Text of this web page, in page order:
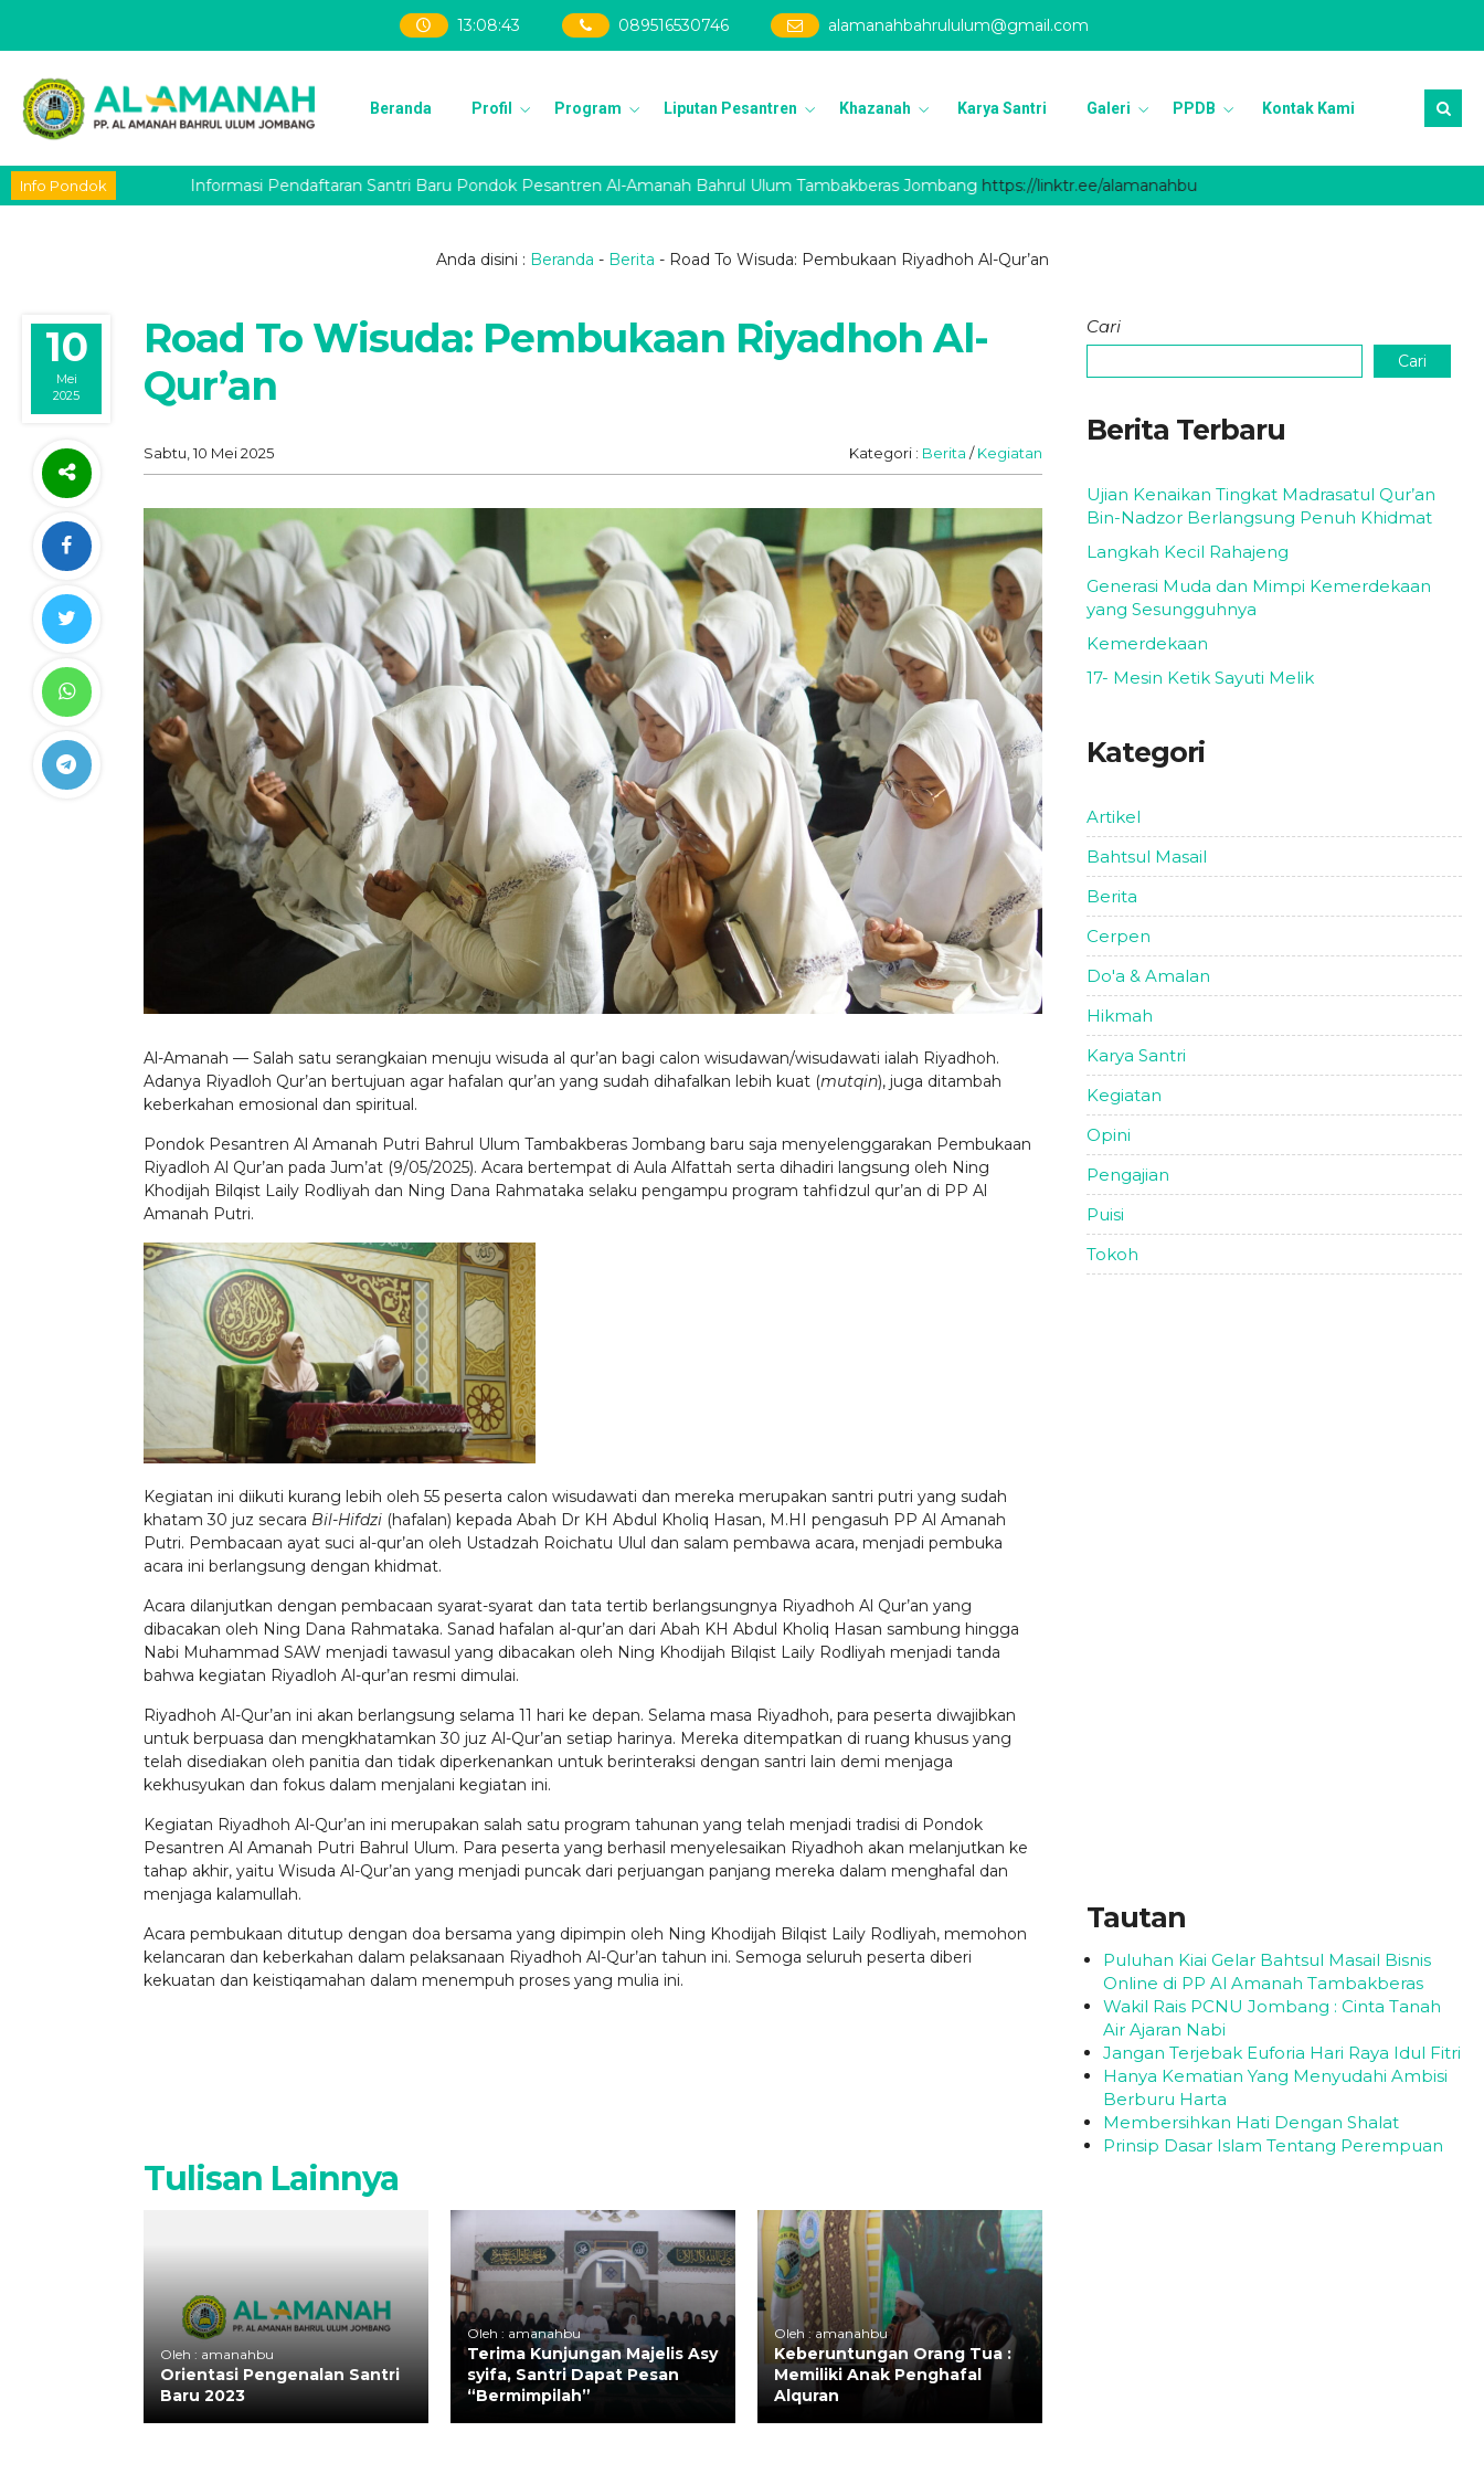
13:08:44 089516530746 alamanahbahrululum@gmail.com
Beranda Profil Program Liputan Pesantren Khazanah Karya Santri Galeri PPDB Kontak Kami
Info Pondok Informasi Pendaftaran Santri Baru Pondok Pesantren Al-Amanah Bahrul Ulum Tambakberas Jombanghttps://linktr.ee/alamanahbu
Anda disini : Beranda - Berita - Road To Wisuda: Pembukaan Riyadhoh Al-Qur’an
10
Mei
2025
Road To Wisuda: Pembukaan Riyadhoh Al-
Qur’an
Sabtu, 10 Mei 2025 Kategori : Berita /Kegiatan
Al-Amanah — Salah satu serangkaian menuju wisuda al qur’an bagi calon wisudawan/wisudawati ialah Riyadhoh.
Adanya Riyadloh Qur’an bertujuan agar hafalan qur’an yang sudah dihafalkan lebih kuat (mutqin), juga ditambah
keberkahan emosional dan spiritual.
Pondok Pesantren Al Amanah Putri Bahrul Ulum Tambakberas Jombang baru saja menyelenggarakan Pembukaan
Riyadloh Al Qur’an pada Jum’at (9/05/2025). Acara bertempat di Aula Alfattah serta dihadiri langsung oleh Ning
Khodijah Bilqist Laily Rodliyah dan Ning Dana Rahmataka selaku pengampu program tahfidzul qur’an di PP Al
Amanah Putri.
Kegiatan ini diikuti kurang lebih oleh 55 peserta calon wisudawati dan mereka merupakan santri putri yang sudah
khatam 30 juz secara Bil-Hifdzi (hafalan) kepada Abah Dr KH Abdul Kholiq Hasan, M.HI pengasuh PP Al Amanah
Putri. Pembacaan ayat suci al-qur’an oleh Ustadzah Roichatu Ulul dan salam pembawa acara, menjadi pembuka
acara ini berlangsung dengan khidmat.
Acara dilanjutkan dengan pembacaan syarat-syarat dan tata tertib berlangsungnya Riyadhoh Al Qur’an yang
dibacakan oleh Ning Dana Rahmataka. Sanad hafalan al-qur’an dari Abah KH Abdul Kholiq Hasan sambung hingga
Nabi Muhammad SAW menjadi tawasul yang dibacakan oleh Ning Khodijah Bilqist Laily Rodliyah menjadi tanda
bahwa kegiatan Riyadloh Al-qur’an resmi dimulai.
Riyadhoh Al-Qur’an ini akan berlangsung selama 11 hari ke depan. Selama masa Riyadhoh, para peserta diwajibkan
untuk berpuasa dan mengkhatamkan 30 juz Al-Qur’an setiap harinya. Mereka ditempatkan di ruang khusus yang
telah disediakan oleh panitia dan tidak diperkenankan untuk berinteraksi dengan santri lain demi menjaga
kekhusyukan dan fokus dalam menjalani kegiatan ini.
Kegiatan Riyadhoh Al-Qur’an ini merupakan salah satu program tahunan yang telah menjadi tradisi di Pondok
Pesantren Al Amanah Putri Bahrul Ulum. Para peserta yang berhasil menyelesaikan Riyadhoh akan melanjutkan ke
tahap akhir, yaitu Wisuda Al-Qur’an yang menjadi puncak dari perjuangan panjang mereka dalam menghafal dan
menjaga kalamullah.
Acara pembukaan ditutup dengan doa bersama yang dipimpin oleh Ning Khodijah Bilqist Laily Rodliyah, memohon
kelancaran dan keberkahan dalam pelaksanaan Riyadhoh Al-Qur’an tahun ini. Semoga seluruh peserta diberi
kekuatan dan keistiqamahan dalam menempuh proses yang mulia ini.
Tulisan Lainnya
Oleh : amanahbu
Orientasi Pengenalan Santri
Baru 2023
Oleh : amanahbu
Terima Kunjungan Majelis Asy
syifa, Santri Dapat Pesan
“Bermimpilah”
Oleh : amanahbu
Keberuntungan Orang Tua :
Memiliki Anak Penghafal
Alquran
Cari
Cari
Berita Terbaru
Ujian Kenaikan Tingkat Madrasatul Qur’an
Bin-Nadzor Berlangsung Penuh Khidmat
Langkah Kecil Rahajeng
Generasi Muda dan Mimpi Kemerdekaan
yang Sesungguhnya
Kemerdekaan
17- Mesin Ketik Sayuti Melik
Kategori
Artikel
Bahtsul Masail
Berita
Cerpen
Do'a & Amalan
Hikmah
Karya Santri
Kegiatan
Opini
Pengajian
Puisi
Tokoh
Tautan
Puluhan Kiai Gelar Bahtsul Masail Bisnis
Online di PP Al Amanah Tambakberas
Wakil Rais PCNU Jombang : Cinta Tanah
Air Ajaran Nabi
Jangan Terjebak Euforia Hari Raya Idul Fitri
Hanya Kematian Yang Menyudahi Ambisi
Berburu Harta
Membersihkan Hati Dengan Shalat
Prinsip Dasar Islam Tentang Perempuan